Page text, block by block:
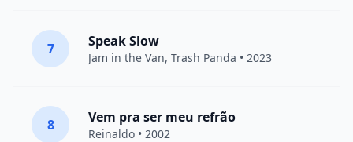
7 Speak Slow
Jam in the Van, Trash Panda • 2023
8 Vem pra ser meu refrão
Reinaldo • 2002